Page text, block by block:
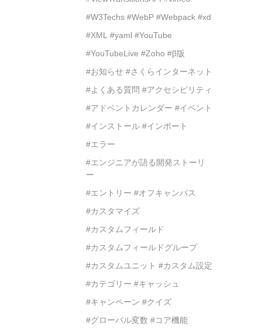
#W3Techs #WebP #Webpack #xd
#XML #yaml #YouTube
#YouTubeLive #Zoho #β版
#お知らせ #さくらインターネット
#よくある質問 #アクセシビリティ
#アドベントカレンダー #イベント
#インストール #インポート
#エラー
#エンジニアが語る開発ストーリ
ー
#エントリー #オフキャンバス
#カスタマイズ
#カスタムフィールド
#カスタムフィールドグループ
#カスタムユニット #カスタム設定
#カテゴリー #キャッシュ
#キャンペーン #クイズ
#グローバル変数 #コア機能